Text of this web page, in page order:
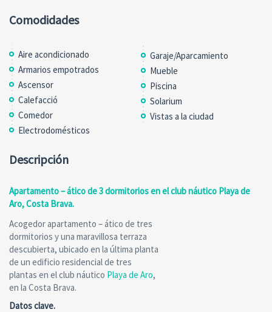
Comodidades
Aire acondicionado
Armarios empotrados
Ascensor
Calefacció
Comedor
Electrodomésticos
Garaje/Aparcamiento
Mueble
Piscina
Solarium
Vistas a la ciudad
Descripción
Apartamento – ático de 3 dormitorios en el club náutico Playa de
Aro, Costa Brava.
Acogedor apartamento – ático de tres
dormitorios y una maravillosa terraza
descubierta, ubicado en la última planta
de un edificio residencial de tres
plantas en el club náutico Playa de Aro,
en la Costa Brava.
Datos clave.